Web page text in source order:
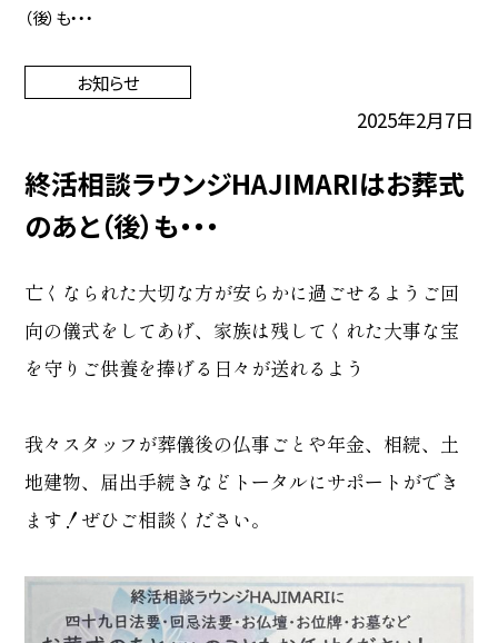
（後）も・・・
お知らせ
2025年2月7日
終活相談ラウンジHAJIMARIはお葬式
のあと（後）も・・・
亡くなられた大切な方が安らかに過ごせるようご回
向の儀式をしてあげ、家族は残してくれた大事な宝
を守りご供養を捧げる日々が送れるよう
我々スタッフが葬儀後の仏事ごとや年金、相続、土
地建物、届出手続きなどトータルにサポートができ
ます！ぜひご相談ください。